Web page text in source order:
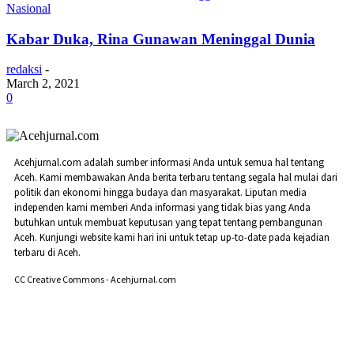
Nasional
Kabar Duka, Rina Gunawan Meninggal Dunia
redaksi -
March 2, 2021
0
Acehjurnal.com adalah sumber informasi Anda untuk semua hal tentang
Aceh. Kami membawakan Anda berita terbaru tentang segala hal mulai dari
politik dan ekonomi hingga budaya dan masyarakat. Liputan media
independen kami memberi Anda informasi yang tidak bias yang Anda
butuhkan untuk membuat keputusan yang tepat tentang pembangunan
Aceh. Kunjungi website kami hari ini untuk tetap up-to-date pada kejadian
terbaru di Aceh.
CC Creative Commons - Acehjurnal.com